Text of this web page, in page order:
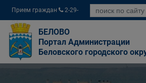
Прием граждан
2-29-
04
БЕЛОВО
Портал Администрации
Беловского городского